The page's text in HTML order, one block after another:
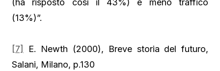
(13%)”.
[7]
E. Newth (2000), Breve storia del futuro,
Salani, Milano, p.130